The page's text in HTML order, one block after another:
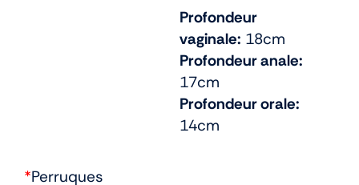
Profondeur
vaginale: 18cm
Profondeur anale:
17cm
Profondeur orale:
14cm
*Perruques